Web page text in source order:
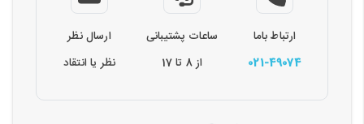
ارتباط باما
021-49074
ساعات پشتیبانی
از 8 تا 17
ارسال نظر
نظر یا انتقاد